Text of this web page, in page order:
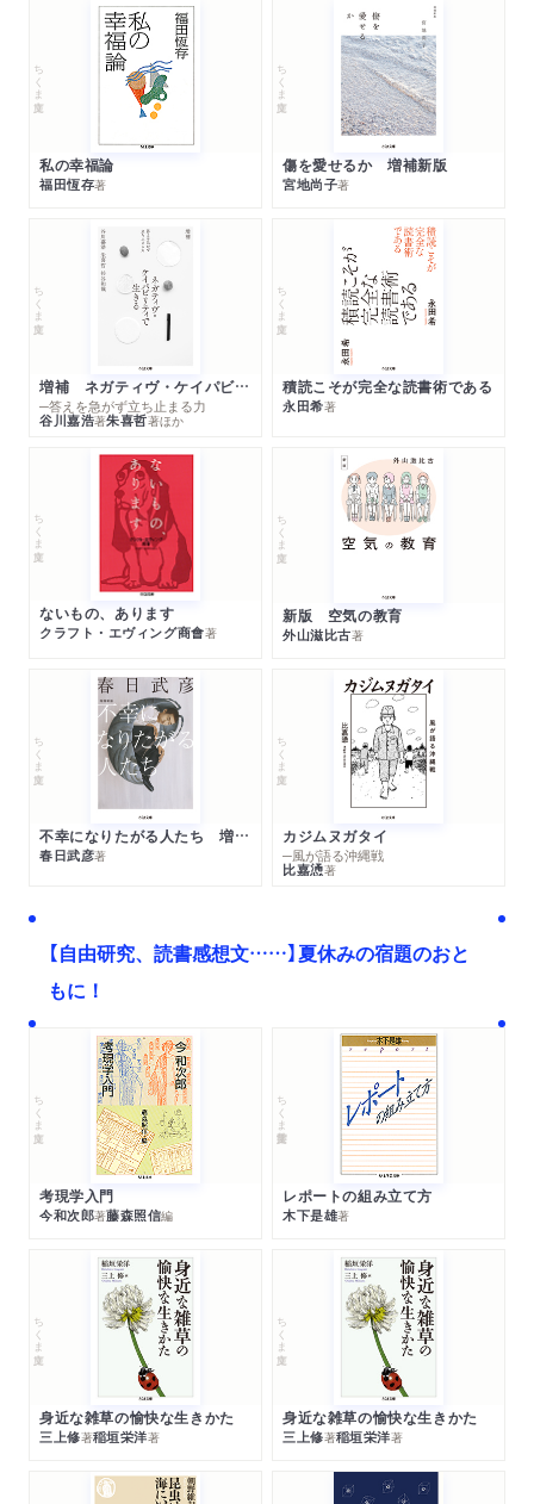
ちくま文庫
私の幸福論
福田恆存著
ちくま文庫
傷を愛せるか 増補新版
宮地尚子著
ちくま文庫
増補 ネガティヴ・ケイパビリティで生きる
─答えを急がず立ち止まる力
谷川嘉浩著朱喜哲著ほか
ちくま文庫
積読こそが完全な読書術である
永田希著
ちくま文庫
ないもの、あります
クラフト・エヴィング商會著
ちくま文庫
新版 空気の教育
外山滋比古著
ちくま文庫
不幸になりたがる人たち 増補新版
春日武彦著
ちくま文庫
カジムヌガタイ
─風が語る沖縄戦
比嘉慂著
【自由研究、読書感想文……】夏休みの宿題のおと
もに！
ちくま文庫
考現学入門
今和次郎著藤森照信編
ちくま学芸文庫
レポートの組み立て方
木下是雄著
ちくま文庫
身近な雑草の愉快な生きかた
三上修著稲垣栄洋著
ちくま文庫
身近な雑草の愉快な生きかた
三上修著稲垣栄洋著